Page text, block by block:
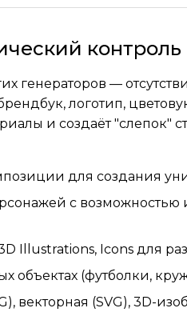
контроль
генераторов —
логотип,
и создаёт "слепок"
для создания
с возможностью
Illustrations, Icons для
объектах (футболки,
векторная (SVG), 3D-